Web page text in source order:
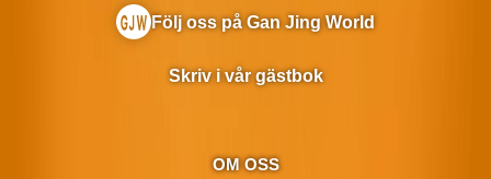
OM OSS
Följ oss på Gan Jing World
Skriv i vår gästbok